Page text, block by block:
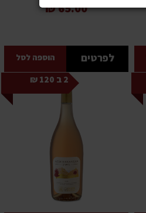
65.00 ₪
לפרטים הוספה לסל
2 ב 120 ₪